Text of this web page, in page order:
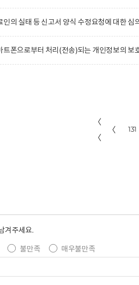
인의 실태 등 신고서 양식 수정요청에 대한 심
트폰으로부터 처리(전송)되는 개인정보의 보
〈
〈
〈 131
겨주세요.
불만족 매우불만족